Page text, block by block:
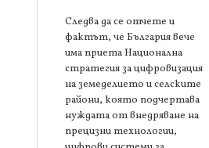
Следва да се отчете и
фактът, че България вече
има приета Национална
стратегия за цифровизация
на земеделието и селските
райони, която подчертава
нуждата от внедряване на
прецизни технологии,